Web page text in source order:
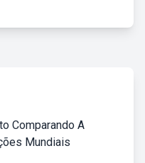
Comparando A
Mundiais